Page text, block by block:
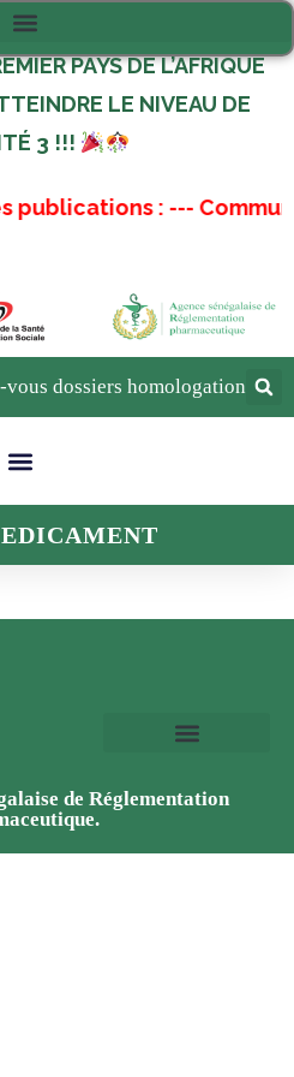
PAYS DE L’AFRIQUE
LE NIVEAU DE
3 !!!
publications : ---
vous dossiers homologation
de Réglementation